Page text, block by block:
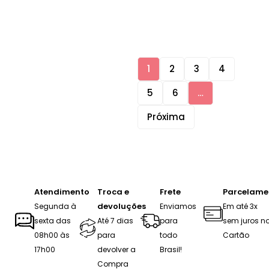
1 2 3
4
5
6
…
Próxima
Atendimento
Segunda à
sexta das
08h00 às
17h00
Troca e
devoluções
Até 7 dias
para
devolver a
Compra
Frete
Enviamos
para
todo
Brasil!
Em até 3x
sem juros
Cartão